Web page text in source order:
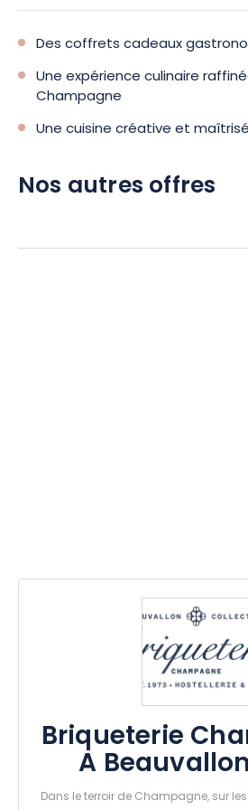
Des coffrets cadeaux
Une expérience culinaire
Champagne
Une cuisine créative et
Nos autres offres
Briqueterie
A
Dans le terroir de Champagne, sur